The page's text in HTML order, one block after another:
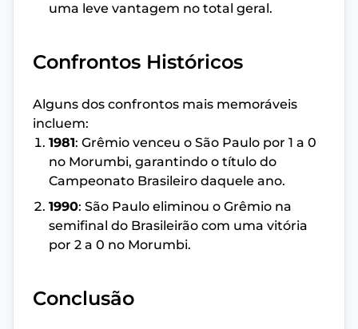
uma leve vantagem no total geral.
Confrontos Históricos
Alguns dos confrontos mais memoráveis
incluem:
1981: Grêmio venceu o São Paulo por 1 a 0
no Morumbi, garantindo o título do
Campeonato Brasileiro daquele ano.
1990: São Paulo eliminou o Grêmio na
semifinal do Brasileirão com uma vitória
por 2 a 0 no Morumbi.
Conclusão